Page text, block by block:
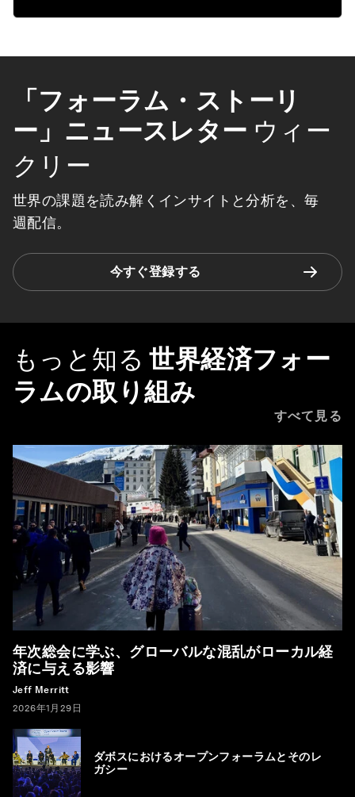
「フォーラム・ストーリ
ー」ニュースレター ウィー
クリー
世界の課題を読み解くインサイトと分析を、毎
週配信。
今すぐ登録する
もっと知る 世界経済フォー
ラムの取り組み
すべて見る
年次総会に学ぶ、グローバルな混乱がローカル経
済に与える影響
Jeff Merritt
2026年1月29日
ダボスにおけるオープンフォーラムとそのレ
ガシー